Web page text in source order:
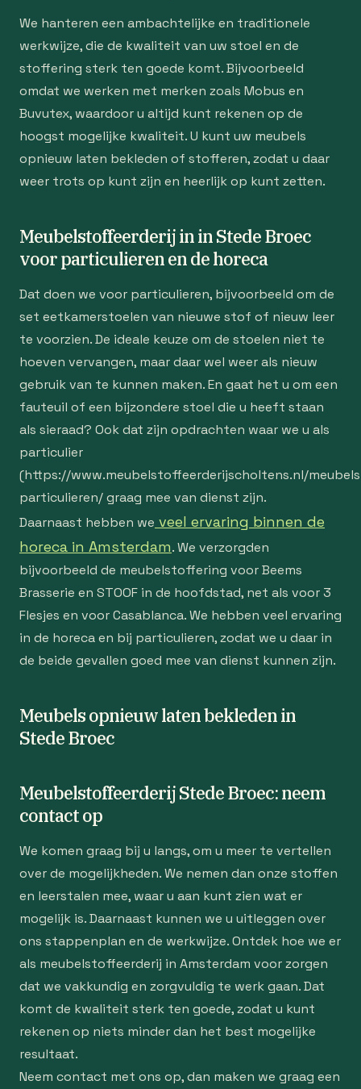
We hanteren een ambachtelijke en traditionele
werkwijze, die de kwaliteit van uw stoel en de
stoffering sterk ten goede komt. Bijvoorbeeld
omdat we werken met merken zoals Mobus en
Buvutex, waardoor u altijd kunt rekenen op de
hoogst mogelijke kwaliteit. U kunt uw meubels
opnieuw laten bekleden of stofferen, zodat u daar
weer trots op kunt zijn en heerlijk op kunt zetten.
Meubelstoffeerderij in in Stede Broec
voor particulieren en de horeca
Dat doen we voor particulieren, bijvoorbeeld om de
set eetkamerstoelen van nieuwe stof of nieuw leer
te voorzien. De ideale keuze om de stoelen niet te
hoeven vervangen, maar daar wel weer als nieuw
gebruik van te kunnen maken. En gaat het u om een
fauteuil of een bijzondere stoel die u heeft staan
als sieraad? Ook dat zijn opdrachten waar we u als
particulier
(https://www.meubelstoffeerderijscholtens.nl/
particulieren/ graag mee van dienst zijn.
Daarnaast hebben we veel ervaring binnen de
horeca in Amsterdam. We verzorgden
bijvoorbeeld de meubelstoffering voor Beems
Brasserie en STOOF in de hoofdstad, net als voor 3
Flesjes en voor Casablanca. We hebben veel ervaring
in de horeca en bij particulieren, zodat we u daar in
de beide gevallen goed mee van dienst kunnen zijn.
Meubels opnieuw laten bekleden in
Stede Broec
Meubelstoffeerderij Stede Broec: neem
contact op
We komen graag bij u langs, om u meer te vertellen
over de mogelijkheden. We nemen dan onze stoffen
en leerstalen mee, waar u aan kunt zien wat er
mogelijk is. Daarnaast kunnen we u uitleggen over
ons stappenplan en de werkwijze. Ontdek hoe we er
als meubelstoffeerderij in Amsterdam voor zorgen
dat we vakkundig en zorgvuldig te werk gaan. Dat
komt de kwaliteit sterk ten goede, zodat u kunt
rekenen op niets minder dan het best mogelijke
resultaat.
Neem contact met ons op, dan maken we graag een